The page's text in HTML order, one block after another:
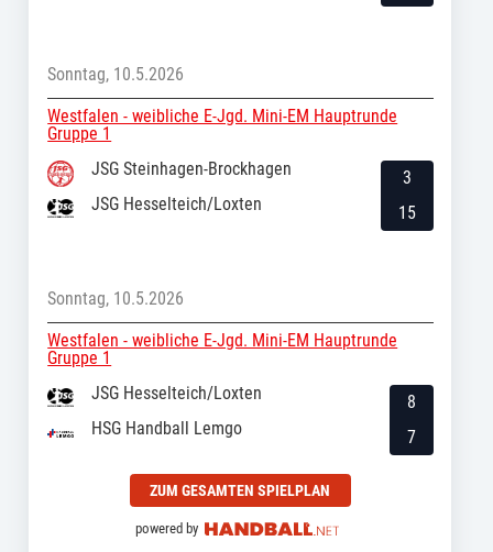
Sonntag, 10.5.2026
Westfalen - weibliche E-Jgd. Mini-EM Hauptrunde
Gruppe 1
JSG Steinhagen-Brockhagen
JSG Hesselteich/Loxten
3
15
Sonntag, 10.5.2026
Westfalen - weibliche E-Jgd. Mini-EM Hauptrunde
Gruppe 1
JSG Hesselteich/Loxten
HSG Handball Lemgo
8
7
ZUM GESAMTEN SPIELPLAN
powered by